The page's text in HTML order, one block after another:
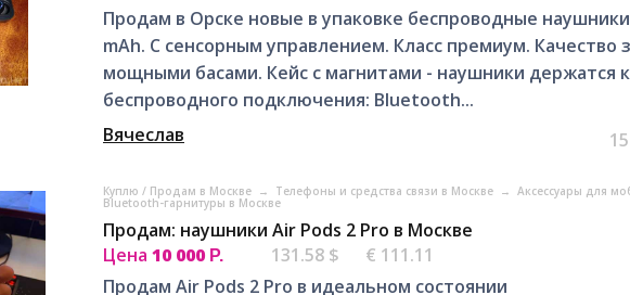
Продам в Орске новые в упаковке беспроводные
mAh. С сенсорным управлением. Класс премиум. Качество
мощными басами. Кейс с магнитами - наушники держатся
беспроводного подключения: Bluetooth...
Вячеслав
Куплю / Продам в Москве → Телефоны и средства связи в Москве → Аксессуары для
Bluetooth-гарнитуры в Москве
Продам: наушники Air Pods 2 Pro в Москве
Цена 10 000 Р. 131.58 $
€ 111.11
Продам Air Pods 2 Pro в идеальном состоянии